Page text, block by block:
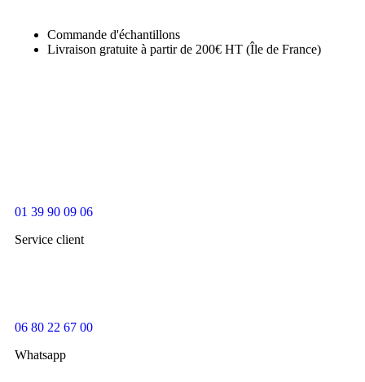
Commande d'échantillons
Livraison gratuite à partir de 200€ HT (Île de France)
01 39 90 09 06
Service client
06 80 22 67 00
Whatsapp